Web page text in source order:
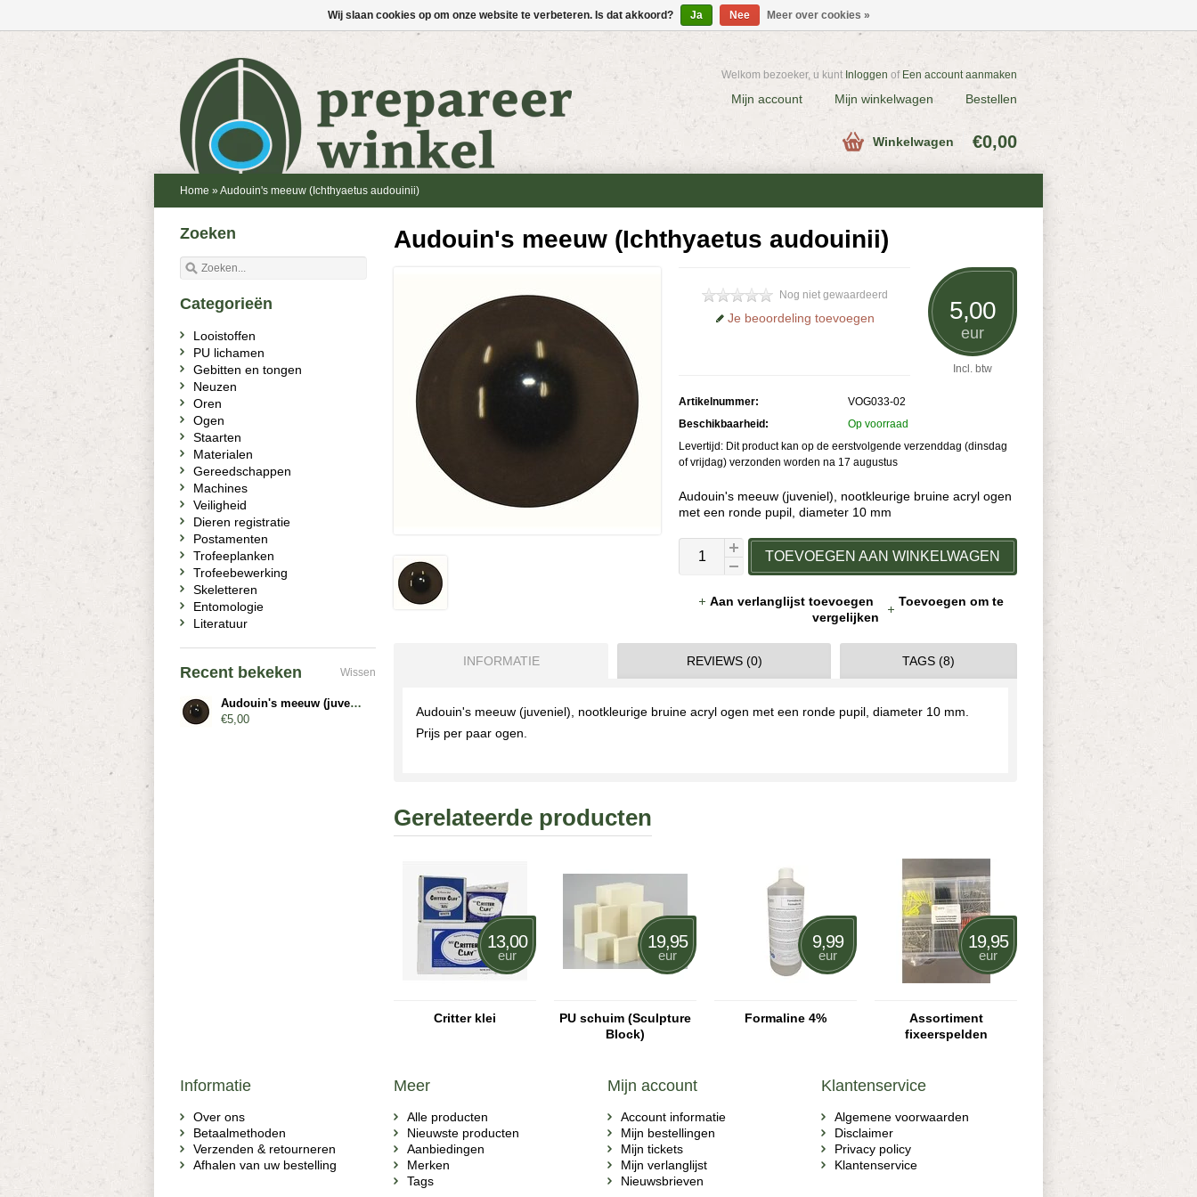
Welkom bezoeker, u kunt Inloggen of Een account aanmaken
Mijn account Mijn winkelwagen Bestellen
Winkelwagen €0,00
Home » Audouin's meeuw (Ichthyaetus audouinii)
Audouin's meeuw (Ichthyaetus audouinii)
5,00
eur
Incl. btw
Nog niet gewaardeerd
Je beoordeling toevoegen
Artikelnummer:
VOG033-02
Beschikbaarheid:
Op voorraad
Levertijd: Dit product kan op de eerstvolgende verzenddag (dinsdag
of vrijdag) verzonden worden na 17 augustus
Audouin's meeuw (juveniel), nootkleurige bruine acryl ogen
met een ronde pupil, diameter 10 mm
TOEVOEGEN AAN WINKELWAGEN
Aan verlanglijst toevoegen
Toevoegen om te
vergelijken
INFORMATIE REVIEWS (0) TAGS (8)
Audouin's meeuw (juveniel), nootkleurige bruine acryl ogen met een ronde pupil, diameter 10 mm.
Prijs per paar ogen.
Gerelateerde producten
13,00
eur
Critter klei
19,95
eur
PU schuim (Sculpture
Block)
9,99
eur
Formaline 4%
19,95
eur
Assortiment
fixeerspelden
Zoeken
Categorieën
Looistoffen
PU lichamen
Gebitten en tongen
Neuzen
Oren
Ogen
Staarten
Materialen
Gereedschappen
Machines
Veiligheid
Dieren registratie
Postamenten
Trofeeplanken
Trofeebewerking
Skeletteren
Entomologie
Literatuur
Recent bekeken Wissen
Audouin's meeuw (juveniel)
€5,00
Informatie
Over ons
Betaalmethoden
Verzenden & retourneren
Afhalen van uw bestelling
Meer
Alle producten
Nieuwste producten
Aanbiedingen
Merken
Tags
Mijn account
Account informatie
Mijn bestellingen
Mijn tickets
Mijn verlanglijst
Nieuwsbrieven
Klantenservice
Algemene voorwaarden
Disclaimer
Privacy policy
Klantenservice
Wij slaan cookies op om onze website te verbeteren. Is dat akkoord? Ja Nee Meer over cookies »